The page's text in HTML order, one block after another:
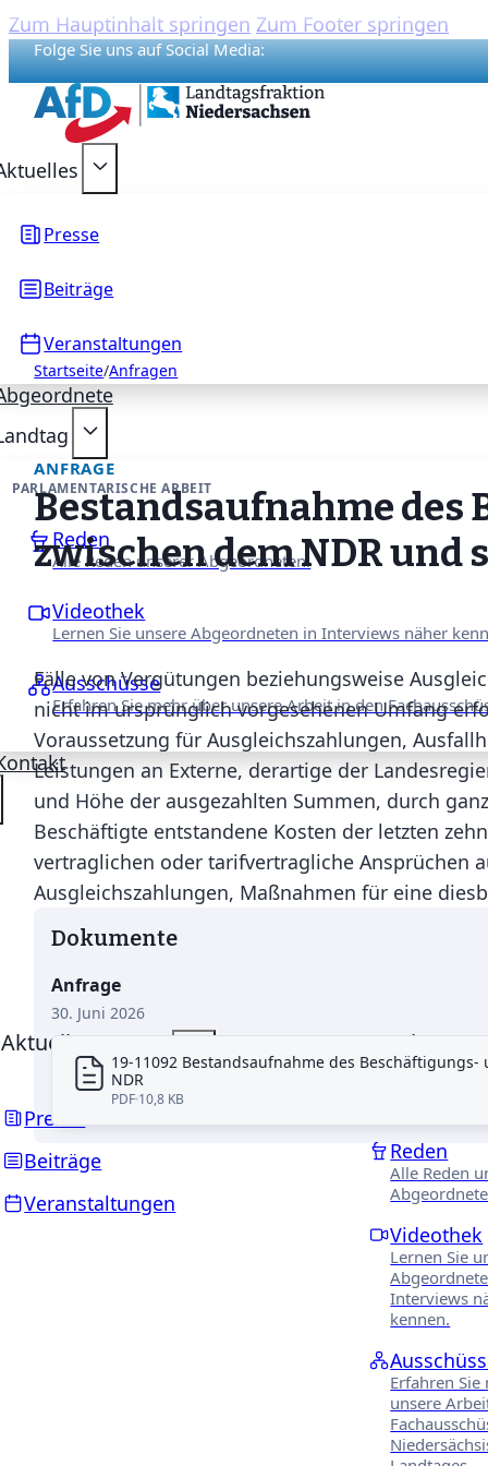
Zum Hauptinhalt springen Zum Footer springen
Folge Sie uns auf Social Media:
{acf_social_media_plattform}
{acf_social_media_plattform}
{acf_social_media_plattform}
{acf_social_media_plattform}
{acf_social_media_plattform}
Presse
Beiträge
Veranstaltungen
PARLAMENTARISCHE ARBEIT
Reden
Alle Reden unserer Abgeordneten.
Videothek
Lernen Sie unsere Abgeordneten in Interviews näher
Ausschüsse
Erfahren Sie mehr über unsere Arbeit in den
Aktuelles
Presse
Beiträge
Veranstaltungen
Abgeordnete Landtag
Reden
Alle Reden
Videothek
Lernen Sie
Interviews
kennen.
Erfahren Sie
unsere
Startseite/Anfragen
ANFRAGE
Bestandsaufnahme
zwischen dem NDR
Fälle von Vergütungen beziehungsweise
nicht im ursprünglich vorgesehenen Umfang
Voraussetzung für Ausgleichszahlungen,
Leistungen an Externe, derartige der
und Höhe der ausgezahlten Summen, durch
Beschäftigte entstandene Kosten der letzten
vertraglichen oder tarifvertragliche Ansprüchen
Ausgleichszahlungen, Maßnahmen für eine
Dokumente
Anfrage
30. Juni 2026
19-11092 Bestandsaufnahme des
NDR
PDF 10,8 KB